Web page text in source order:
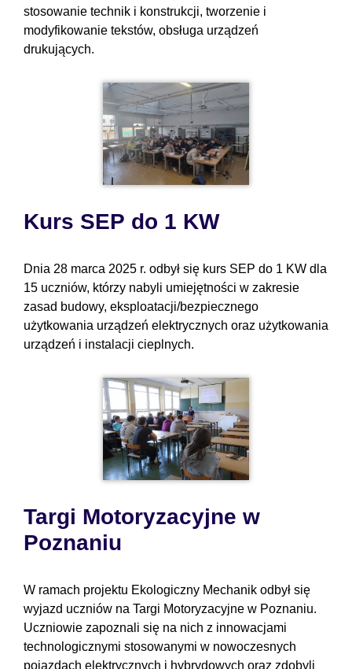
stosowanie technik i konstrukcji, tworzenie i
modyfikowanie tekstów, obsługa urządzeń
drukujących.
Kurs SEP do 1 KW
Dnia 28 marca 2025 r. odbył się kurs SEP do 1 KW dla
15 uczniów, którzy nabyli umiejętności w zakresie
zasad budowy, eksploatacji/bezpiecznego
użytkowania urządzeń elektrycznych oraz użytkowania
urządzeń i instalacji cieplnych.
Targi Motoryzacyjne w
Poznaniu
W ramach projektu Ekologiczny Mechanik odbył się
wyjazd uczniów na Targi Motoryzacyjne w Poznaniu.
Uczniowie zapoznali się na nich z innowacjami
technologicznymi stosowanymi w nowoczesnych
pojazdach elektrycznych i hybrydowych oraz zdobyli